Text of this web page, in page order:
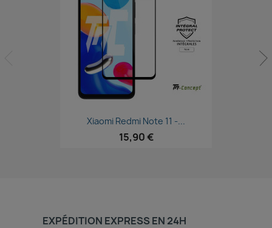
Aperçu rapide
Xiaomi Redmi Note 11 -...
15,90 €
EXPÉDITION EXPRESS EN 24H